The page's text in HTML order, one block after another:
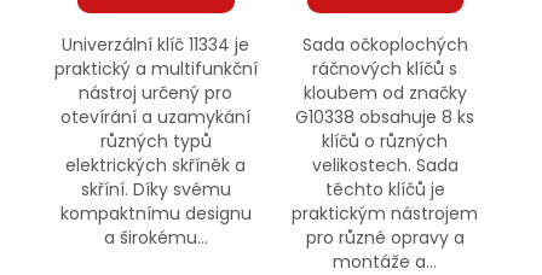
Univerzální klíč 11334 je
praktický a multifunkční
nástroj určený pro
otevírání a uzamykání
různých typů
elektrických skříněk a
skříní. Díky svému
kompaktnímu designu
a širokému...
Sada očkoplochých
ráčnových klíčů s
kloubem od značky
G10338 obsahuje 8 ks
klíčů o různých
velikostech. Sada
těchto klíčů je
praktickým nástrojem
pro různé opravy a
montáže a...